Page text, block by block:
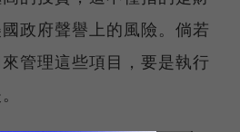
政府聲譽上的風險。倘若
管理這些項目，要是執行